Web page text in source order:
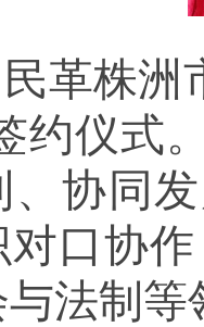
革株洲
约仪式
、协同
口协
法制